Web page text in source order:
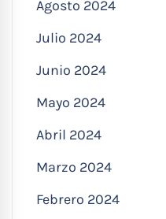
Agosto 2024
Julio 2024
Junio 2024
Mayo 2024
Abril 2024
Marzo 2024
Febrero 2024